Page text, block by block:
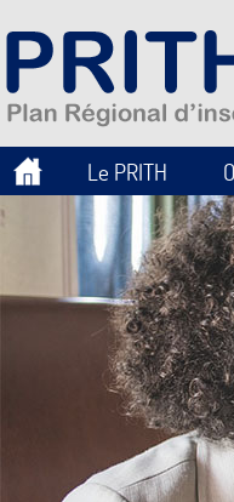
Le PRITH